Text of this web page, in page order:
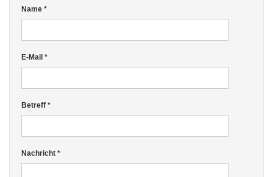
Name *
E-Mail *
Betreff *
Nachricht *